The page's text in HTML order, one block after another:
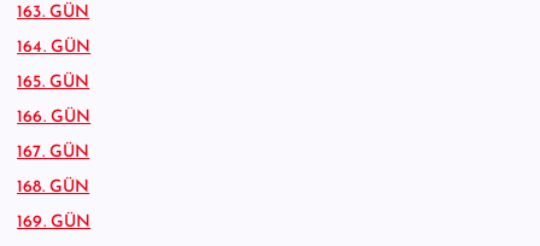
163. GÜN
164. GÜN
165. GÜN
166. GÜN
167. GÜN
168. GÜN
169. GÜN